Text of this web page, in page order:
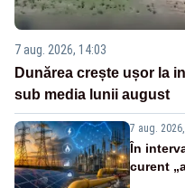
7 aug. 2026, 14:03
Dunărea crește ușor la
sub media lunii august
7 aug.
În
curent